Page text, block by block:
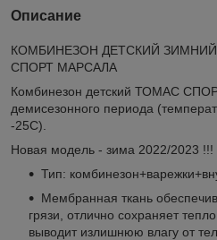
Описание
КОМБИНЕЗОН ДЕТСКИЙ
СПОРТ МАРСАЛА
Комбинезон детский ТОМАС
демисезонного периода
-25C).
Новая модель - зима 2022/2023 !!!
Тип:
Мембранная ткань
грязи, отлично сохраняет
выводит излишнюю влагу от